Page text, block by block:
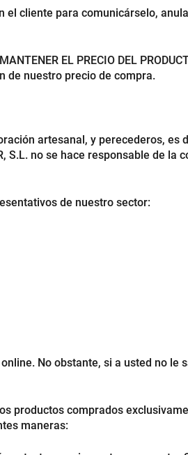
el cliente para comunicárselo,
EL PRECIO DEL
de nuestro precio de compra.
artesanal, y perecederos, es
no se hace responsable de la
de nuestro sector:
No obstante, si a usted no le
productos comprados
maneras: